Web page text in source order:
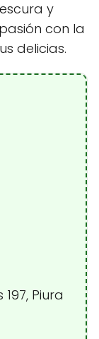
y
con la
delicias.
Piura